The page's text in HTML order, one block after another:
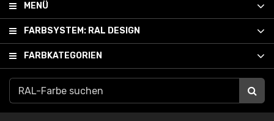
MENÜ
FARBSYSTEM: RAL DESIGN
FARBKATEGORIEN